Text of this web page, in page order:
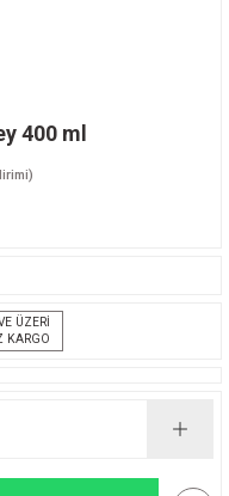
400 ml
ÜZERİ
KARGO